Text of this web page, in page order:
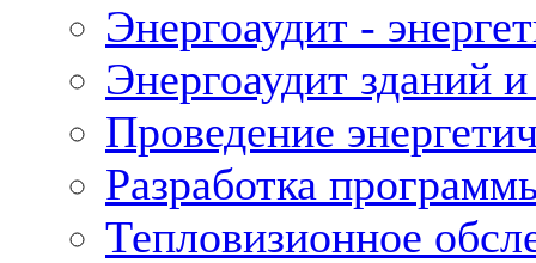
Энергоаудит -
Энергоаудит зданий
Проведение
Разработка
Тепловизионное